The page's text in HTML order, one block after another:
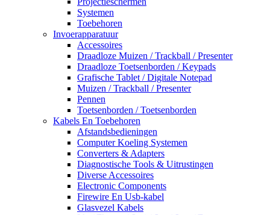
Systemen
Toebehoren
Invoerapparatuur
Accessoires
Draadloze Muizen / Trackball / Presenter
Draadloze Toetsenborden / Keypads
Grafische Tablet / Digitale Notepad
Muizen / Trackball / Presenter
Pennen
Toetsenborden / Toetsenborden
Kabels En Toebehoren
Afstandsbedieningen
Computer Koeling Systemen
Converters & Adapters
Diagnostische Tools & Uitrustingen
Diverse Accessoires
Electronic Components
Firewire En Usb-kabel
Glasvezel Kabels